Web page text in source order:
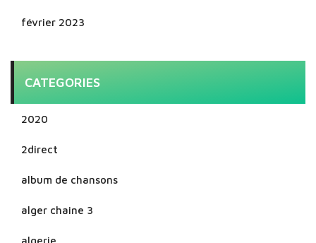
février 2023
CATEGORIES
2020
2direct
album de chansons
alger chaine 3
algerie